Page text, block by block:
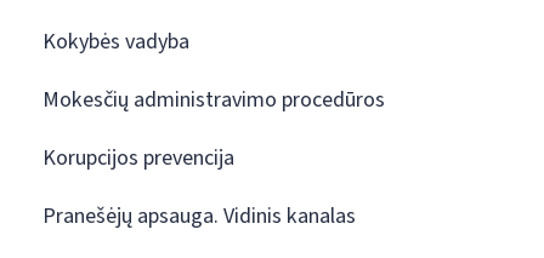
Kokybės vadyba
Mokesčių administravimo procedūros
Korupcijos prevencija
Pranešėjų apsauga. Vidinis kanalas